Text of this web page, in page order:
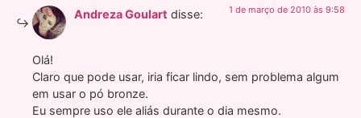
Andreza Goulart disse: 1 de março de 2010 às 9:58
Olá!
Claro que pode usar, iria ficar lindo, sem problema algum
em usar o pó bronze.
Eu sempre uso ele aliás durante o dia mesmo.